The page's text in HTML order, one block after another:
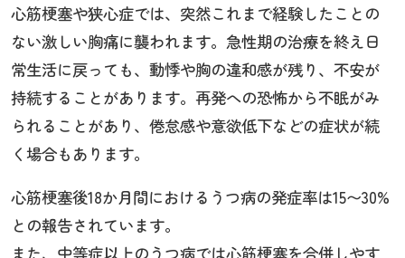
心筋梗塞や狭心症では、突然これまで経験したことの
ない激しい胸痛に襲われます。急性期の治療を終え日
常生活に戻っても、動悸や胸の違和感が残り、不安が
持続することがあります。再発への恐怖から不眠がみ
られることがあり、倦怠感や意欲低下などの症状が続
く場合もあります。
心筋梗塞後18か月間におけるうつ病の発症率は15〜30%
との報告されています。
また、中等症以上のうつ病では心筋梗塞を合併しやす